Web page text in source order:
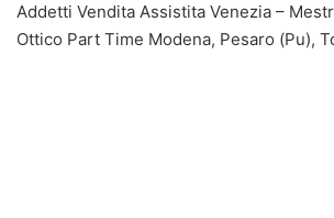
Addetti Vendita Assistita Venezia –
Ottico Part Time Modena, Pesaro (Pu),